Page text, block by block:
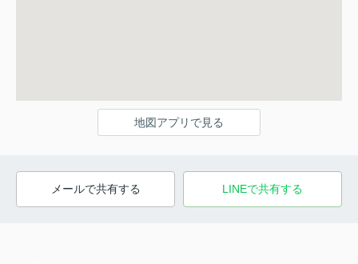
地図アプリで見る
メールで共有する LINEで共有する